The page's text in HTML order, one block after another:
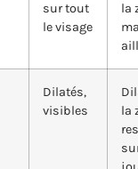
sur tout
le visage
la
Dilatés,
visibles
la